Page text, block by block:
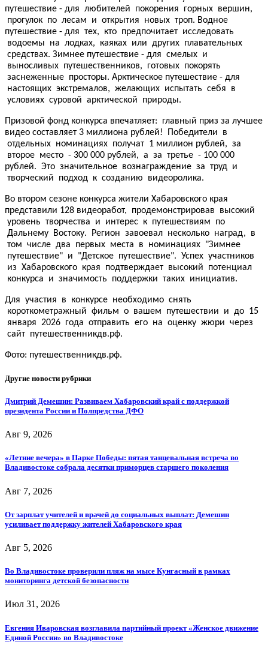
путешествие - для любителей покорения горных вершин,
прогулок по лесам и открытия новых троп. Водное
путешествие - для тех, кто предпочитает исследовать
водоемы на лодках, каяках или других плавательных
средствах. Зимнее путешествие - для смелых и
выносливых путешественников, готовых покорять
заснеженные просторы. Арктическое путешествие - для
настоящих экстремалов, желающих испытать себя в
условиях суровой арктической природы.
Призовой фонд конкурса впечатляет: главный приз за лучшее
видео составляет 3 миллиона рублей! Победители в
отдельных номинациях получат 1 миллион рублей, за
второе место - 300 000 рублей, а за третье - 100 000
рублей. Это значительное вознаграждение за труд и
творческий подход к созданию видеоролика.
Во втором сезоне конкурса жители Хабаровского края
представили 128 видеоработ, продемонстрировав высокий
уровень творчества и интерес к путешествиям по
Дальнему Востоку. Регион завоевал несколько наград, в
том числе два первых места в номинациях "Зимнее
путешествие" и "Детское путешествие". Успех участников
из Хабаровского края подтверждает высокий потенциал
конкурса и значимость поддержки таких инициатив.
Для участия в конкурсе необходимо снять
короткометражный фильм о вашем путешествии и до 15
января 2026 года отправить его на оценку жюри через
сайт путешественникдв.рф.
Фото: путешественникдв.рф.
Другие новости рубрики
Дмитрий Демешин: Развиваем Хабаровский край с поддержкой
президента России и Полпредства ДФО
Авг 9, 2026
«Летние вечера» в Парке Победы: пятая танцевальная встреча во
Владивостоке собрала десятки приморцев старшего поколения
Авг 7, 2026
От зарплат учителей и врачей до социальных выплат: Демешин
усиливает поддержку жителей Хабаровского края
Авг 5, 2026
Во Владивостоке проверили пляж на мысе Кунгасный в рамках
мониторинга детской безопасности
Июл 31, 2026
Евгения Иваровская возглавила партийный проект «Женское движение
Единой России» во Владивостоке